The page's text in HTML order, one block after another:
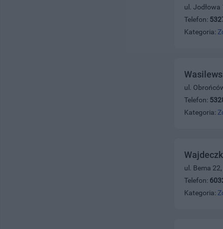
ul. Jodłowa
Telefon:
Kategoria:
ul.
Telefon:
Kategoria:
ul. Bema
Telefon:
Kategoria: